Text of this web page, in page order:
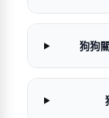
狗狗